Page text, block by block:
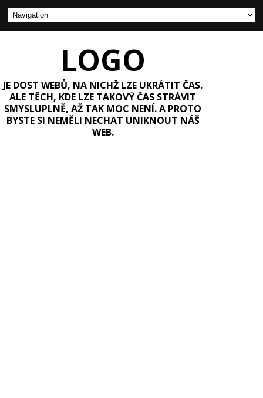
LOGO
JE DOST WEBŮ, NA NICHŽ LZE UKRÁTIT ČAS.
ALE TĚCH, KDE LZE TAKOVÝ ČAS STRÁVIT
SMYSLUPLNĚ, AŽ TAK MOC NENÍ. A PROTO
BYSTE SI NEMĚLI NECHAT UNIKNOUT NÁŠ
WEB.